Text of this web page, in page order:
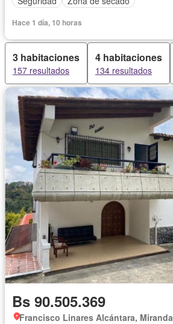
Hace 1 día, 10 horas
3 habitaciones
157 resultados
4 habitaciones
134 resultados
Bs 90.505.369
Francisco Linares Alcántara, Miranda